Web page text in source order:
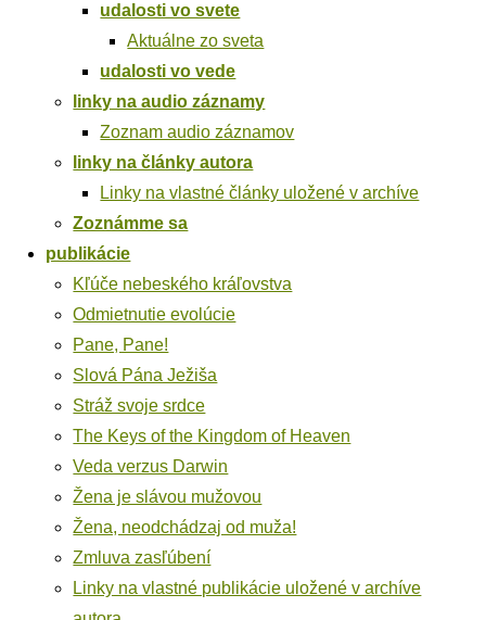
uda­los­ti vo svete
Aktu­ál­ne zo sveta
uda­los­ti vo vede
lin­ky na audio záznamy
Zoznam audio záznamov
lin­ky na člán­ky autora
Lin­ky na vlast­né člán­ky ulo­že­né v archíve
Zoznám­me sa
pub­li­ká­cie
Kľú­če nebes­ké­ho kráľovstva
Odmiet­nu­tie evolúcie
Pane, Pane!
Slo­vá Pána Ježiša
Stráž svo­je srdce
The Keys of the King­dom of Heaven
Veda ver­zus Darwin
Žena je slá­vou mužovou
Žena, neod­chá­dzaj od muža!
Zmlu­va zasľúbení
Lin­ky na vlast­né pub­li­ká­cie ulo­že­né v archí­ve